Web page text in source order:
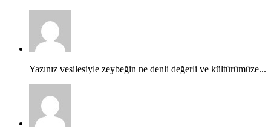
Yazınız vesilesiyle zeybeğin ne denli değerli ve kültürümüze...